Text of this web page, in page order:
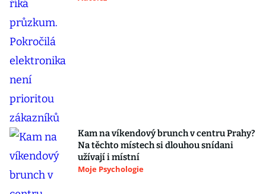
Kam na víkendový brunch v centru Prahy?
Na těchto místech si dlouhou snídani
užívají i místní
Moje Psychologie